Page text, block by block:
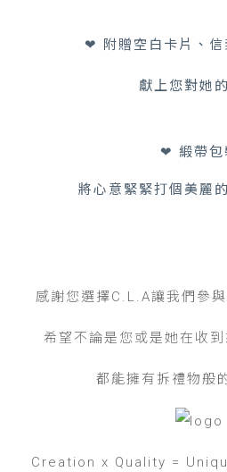
❤ 附贈空白卡片、信
獻上您對她
❤ 緞帶包
將心意緊緊打個美麗
感謝您選擇C.L.A讓我們參
希望不論是您或是她在收
都能擁有拆禮物般
Creation x Quality =